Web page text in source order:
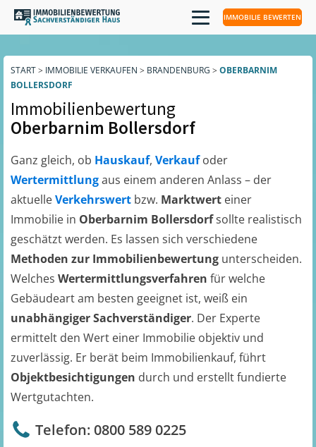
IMMOBILIE BEWERTEN
START> IMMOBILIE VERKAUFEN > BRANDENBURG > OBERBARNIM
BOLLERSDORF
Immobilienbewertung
Oberbarnim Bollersdorf
Ganz gleich, ob Hauskauf, Verkaufoder
Wertermittlungaus einem anderen Anlass – der
aktuelleVerkehrswert bzw. Marktwert einer
Immobilie in Oberbarnim Bollersdorfsollte realistisch
geschätzt werden. Es lassen sich verschiedene
Methoden zur Immobilienbewertung unterscheiden.
Welches Wertermittlungsverfahren für welche
Gebäudeart am besten geeignet ist, weiß ein
unabhängiger Sachverständiger. Der Experte
ermittelt den Wert einer Immobilie objektiv und
zuverlässig. Er berät beim Immobilienkauf, führt
Objektbesichtigungen durch und erstellt fundierte
Wertgutachten.
Telefon: 0800 589 0225